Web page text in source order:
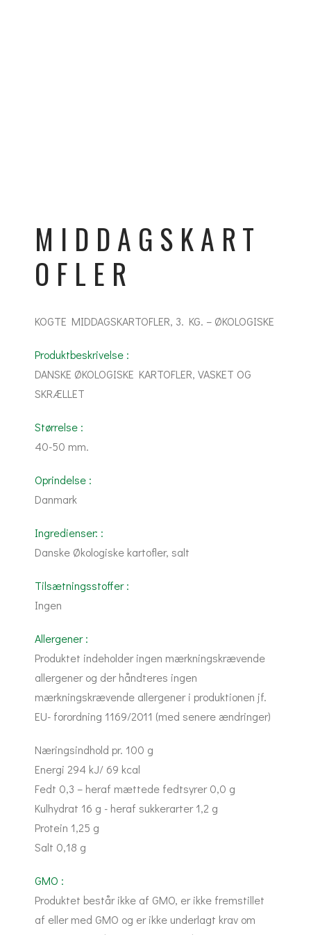
MIDDAGSKART
OFLER
KOGTE MIDDAGSKARTOFLER, 3. KG. – ØKOLOGISKE
Produktbeskrivelse :
DANSKE ØKOLOGISKE KARTOFLER, VASKET OG
SKRÆLLET
Størrelse :
40-50 mm.
Oprindelse :
Danmark
Ingredienser: :
Danske Økologiske kartofler, salt
Tilsætningsstoffer :
Ingen
Allergener :
Produktet indeholder ingen mærkningskrævende
allergener og der håndteres ingen
mærkningskrævende allergener i produktionen jf.
EU- forordning 1169/2011 (med senere ændringer)
Næringsindhold pr. 100 g
Energi 294 kJ/ 69 kcal
Fedt 0,3 – heraf mættede fedtsyrer 0,0 g
Kulhydrat 16 g - heraf sukkerarter 1,2 g
Protein 1,25 g
Salt 0,18 g
GMO :
Produktet består ikke af GMO, er ikke fremstillet
af eller med GMO og er ikke underlagt krav om